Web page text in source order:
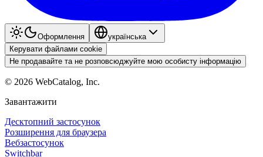
Оформлення
українська
Керувати файлами cookie
Не продавайте та не розповсюджуйте мою особисту інформацію
© 2026 WebCatalog, Inc.
Завантажити
Десктопний застосунок
Розширення для браузера
Вебзастосунок
Switchbar